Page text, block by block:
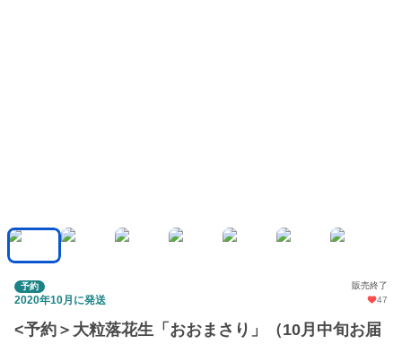
予約 販売終了
2020年10月に発送 47
<予約＞大粒落花生「おおまさり」（10月中旬お届